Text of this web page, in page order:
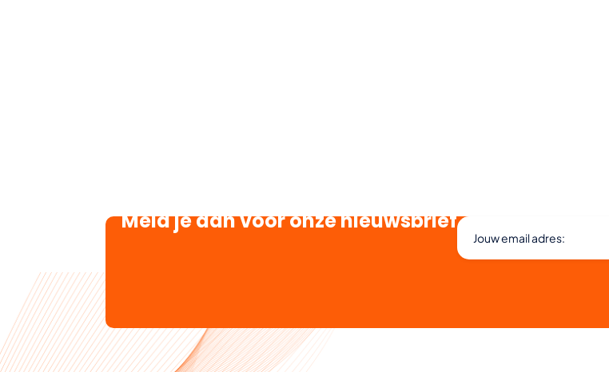
Meld je aan voor onze nieuwsbrief